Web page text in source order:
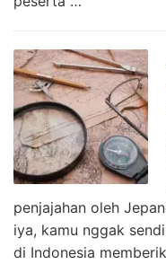
penjajahan oleh
iya, kamu nggak
di Indonesia